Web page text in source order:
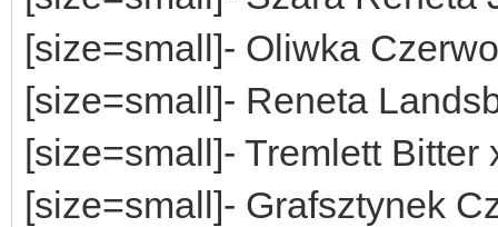
[size=small]- Oliwka
[size=small]- Reneta
[size=small]- Tremlett Bitter
[size=small]- Grafsztynek